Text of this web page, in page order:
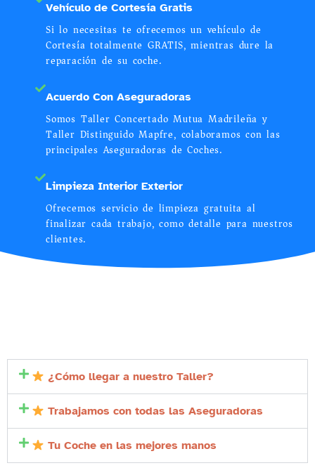
Vehículo de Cortesía Gratis
Si lo necesitas te ofrecemos un vehículo de
Cortesía totalmente GRATIS, mientras dure la
reparación de su coche.
Acuerdo Con Aseguradoras
Somos Taller Concertado Mutua Madrileña y
Taller Distinguido Mapfre, colaboramos con las
principales Aseguradoras de Coches.
Limpieza Interior Exterior
Ofrecemos servicio de limpieza gratuita al
finalizar cada trabajo, como detalle para nuestros
clientes.
¿Cómo llegar a nuestro Taller?
Trabajamos con todas las Aseguradoras
Tu Coche en las mejores manos